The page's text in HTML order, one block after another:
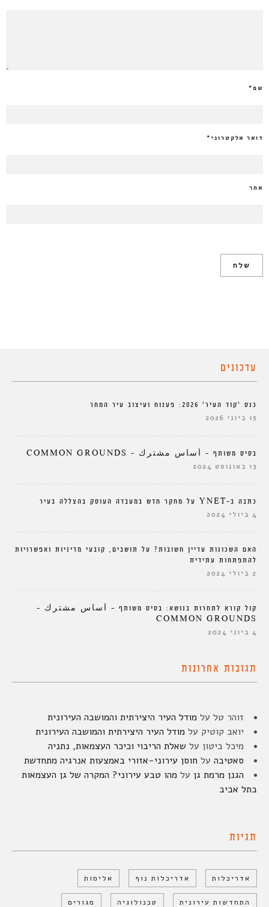
שם*
דואר אלקטרוני *
אתר
עדכונים
כנס ‘קוד העיר’ 2026: פענוח ועיצוב עיר המחר
15 ביוני 2026
בסיס משותף – أساس مشترك – COMMON GROUNDS
13 באוגוסט 2024
כתבה ב-YNET על מחקר חדש במעבדה העוסק בהצללה בעיר
4 ביולי 2024
האם השכונות עדיין חשובות? על תושבים, קובעי מדיניות ואפשרויות
להתפתחות עתידית
2 ביולי 2024
קול קורא לתחרות בנושא: בסיס משותף – أساس مشترك –
COMMON GROUNDS
4 ביוני 2024
תגובות אחרונות
זוהר טל על מודל העיר היצירתית והמושבה העירונית
יואב קוטיק על מודל העיר היצירתית והמושבה העירונית
מיכל ביטון על שאלת הריבוי וכיכר העצמאות, נתניה
סאטיבה על חוסן עירוני-אזורי באמצעות אנרגיה מתחדשת
הגנן מרמת גן על מהו טבע עירוני? המקרה של גן העצמאות
בתל אביב
תגיות
אדריכלות אדריכלות נוף אלימות
התחדשות עירונית טכנולוגיה מגורים